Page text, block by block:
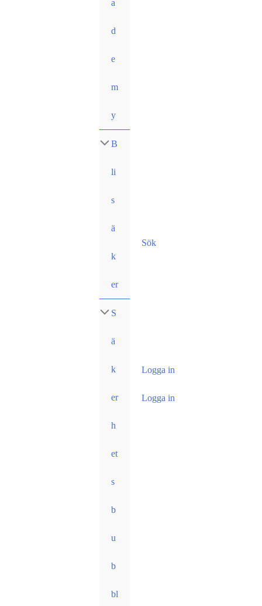
a
d
e
m
y
B
li
s
ä
k
er
S
ä
k
er
h
et
s
b
u
b
bl
Sök
Logga in
Logga in